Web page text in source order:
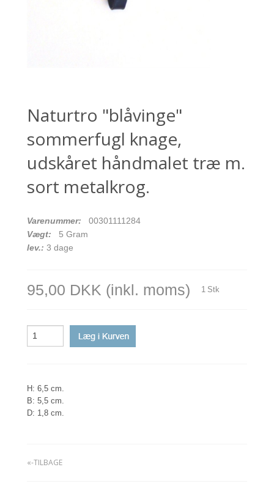
Naturtro "blåvinge"
sommerfugl knage,
udskåret håndmalet træ m.
sort metalkrog.
Varenummer:
00301111284
Vægt:
5 Gram
lev.: 3 dage
95,00 DKK (inkl. moms) 1 Stk
H: 6,5 cm.
B: 5,5 cm.
D: 1,8 cm.
«-TILBAGE